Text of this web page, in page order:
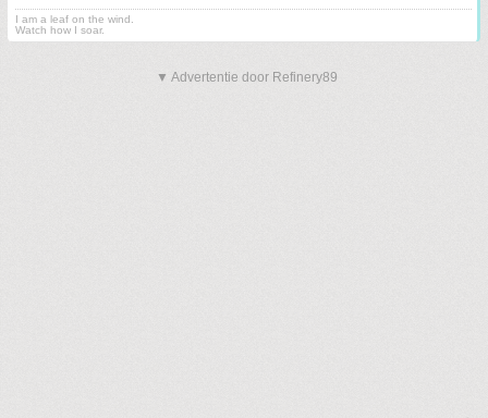
I am a leaf on the wind.
Watch how I soar.
▼ Advertentie door Refinery89